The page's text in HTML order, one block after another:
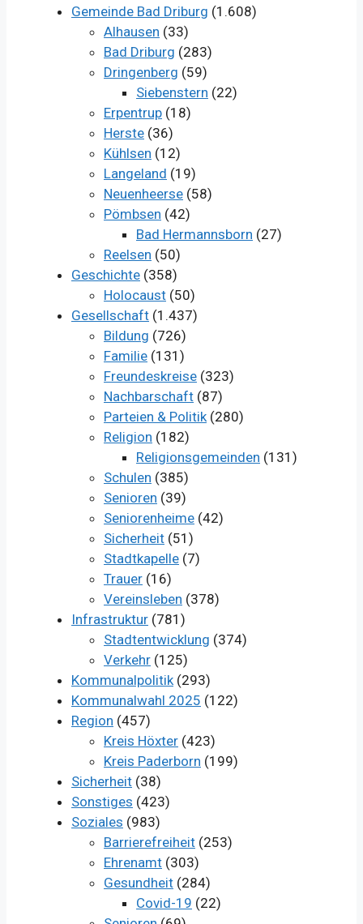
Gemeinde Bad Driburg (1.608)
Alhausen (33)
Bad Driburg (283)
Dringenberg (59)
Siebenstern (22)
Erpentrup (18)
Herste (36)
Kühlsen (12)
Langeland (19)
Neuenheerse (58)
Pömbsen (42)
Bad Hermannsborn (27)
Reelsen (50)
Geschichte (358)
Holocaust (50)
Gesellschaft (1.437)
Bildung (726)
Familie (131)
Freundeskreise (323)
Nachbarschaft (87)
Parteien & Politik (280)
Religion (182)
Religionsgemeinden (131)
Schulen (385)
Senioren (39)
Seniorenheime (42)
Sicherheit (51)
Stadtkapelle (7)
Trauer (16)
Vereinsleben (378)
Infrastruktur (781)
Stadtentwicklung (374)
Verkehr (125)
Kommunalpolitik (293)
Kommunalwahl 2025 (122)
Region (457)
Kreis Höxter (423)
Kreis Paderborn (199)
Sicherheit (38)
Sonstiges (423)
Soziales (983)
Barrierefreiheit (253)
Ehrenamt (303)
Gesundheit (284)
Covid-19 (22)